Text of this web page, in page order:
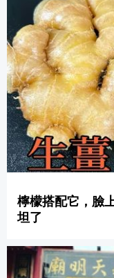
檸檬搭配它，臉
坦了